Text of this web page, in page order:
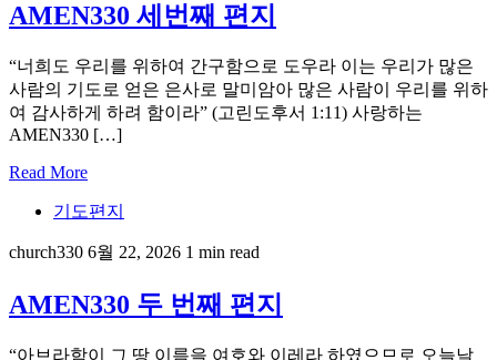
AMEN330 세번째 편지
“너희도 우리를 위하여 간구함으로 도우라 이는 우리가 많은
사람의 기도로 얻은 은사로 말미암아 많은 사람이 우리를 위하
여 감사하게 하려 함이라” (고린도후서 1:11) 사랑하는
AMEN330 […]
Read More
기도편지
church330 6월 22, 2026 1 min read
AMEN330 두 번째 편지
“아브라함이 그 땅 이름을 여호와 이레라 하였으므로 오늘날